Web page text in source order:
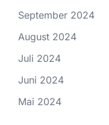
September 2024
August 2024
Juli 2024
Juni 2024
Mai 2024